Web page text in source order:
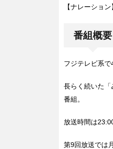
【ナレーショ
番組概要
フジテレビ系で
長らく続いた
番組。
放送時間は
第9回放送では